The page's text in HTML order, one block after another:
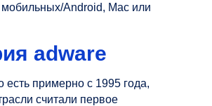
Android, Mac или
adware
есть примерно с 1995 года,
считали первое